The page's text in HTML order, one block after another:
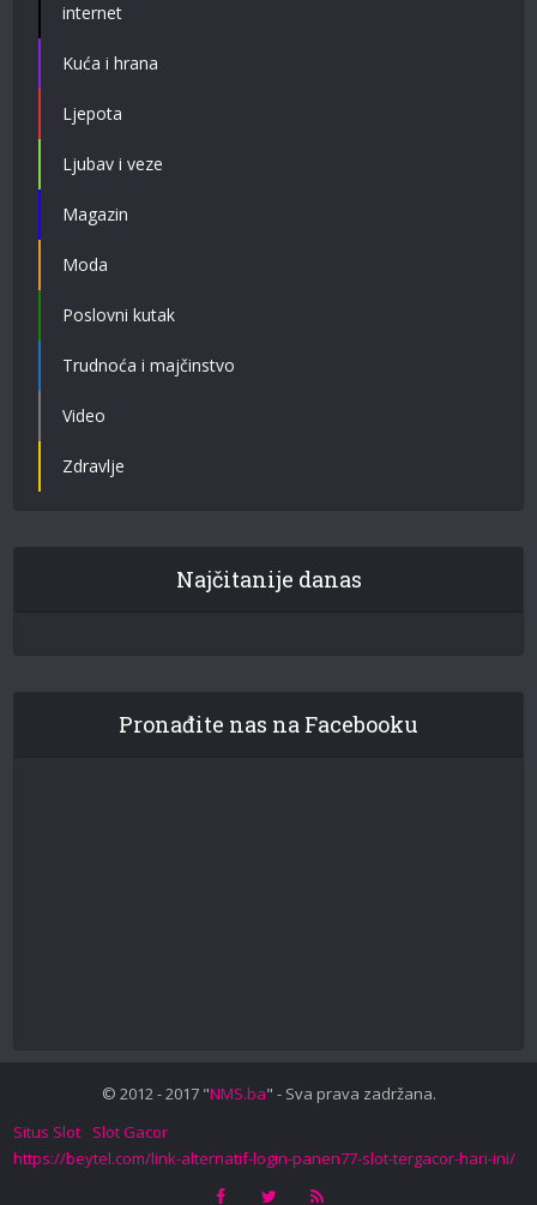
internet
Kuća i hrana
Ljepota
Ljubav i veze
Magazin
Moda
Poslovni kutak
Trudnoća i majčinstvo
Video
Zdravlje
Najčitanije danas
Pronađite nas na Facebooku
© 2012 - 2017 "NMS.ba" - Sva prava zadržana.
Situs Slot
Slot Gacor
https://beytel.com/link-alternatif-login-panen77-slot-tergacor-hari-ini/